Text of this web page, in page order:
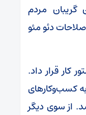
گریبان مردم
دئو مئو
کار قرار داد.
کسب‌وکار‌های
از سوی دیگر